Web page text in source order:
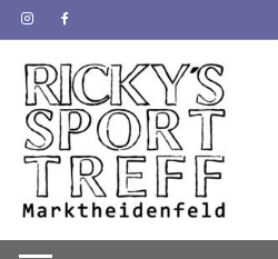
Zum
Inhalt
springen